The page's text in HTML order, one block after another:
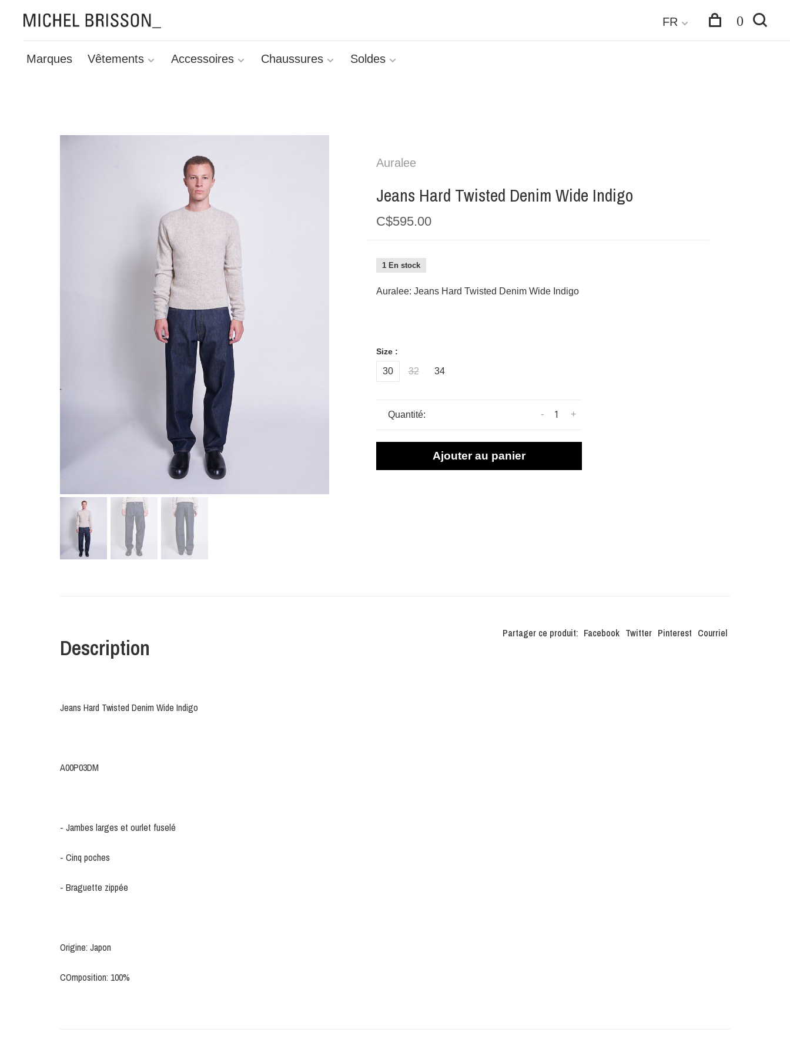
Marques Vêtements Accessoires Chaussures Soldes
FR 0
Auralee
Jeans Hard Twisted Denim Wide Indigo
C$595.00
1 En stock
Auralee: Jeans Hard Twisted Denim Wide Indigo
Size :
30 32 34
Quantité: +
-
Ajouter au panier
Partager ce produit: Facebook Twitter Pinterest Courriel
Description
Jeans Hard Twisted Denim Wide Indigo
A00P03DM
- Jambes larges et ourlet fuselé
- Cinq poches
- Braguette zippée
Origine: Japon
COmposition: 100%